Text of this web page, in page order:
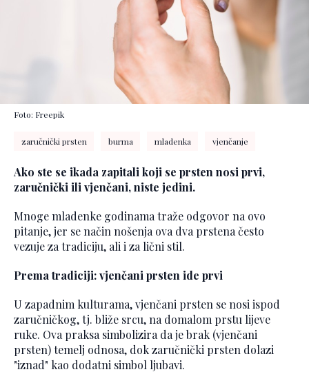
Foto: Freepik
zaručnički prsten burma mladenka vjenčanje
Ako ste se ikada zapitali koji se prsten nosi prvi,
zaručnički ili vjenčani, niste jedini.
Mnoge mladenke godinama traže odgovor na ovo
pitanje, jer se način nošenja ova dva prstena često
vezuje za tradiciju, ali i za lični stil.
Prema tradiciji: vjenčani prsten ide prvi
U zapadnim kulturama, vjenčani prsten se nosi ispod
zaručničkog, tj. bliže srcu, na domalom prstu lijeve
ruke. Ova praksa simbolizira da je brak (vjenčani
prsten) temelj odnosa, dok zaručnički prsten dolazi
"iznad" kao dodatni simbol ljubavi.